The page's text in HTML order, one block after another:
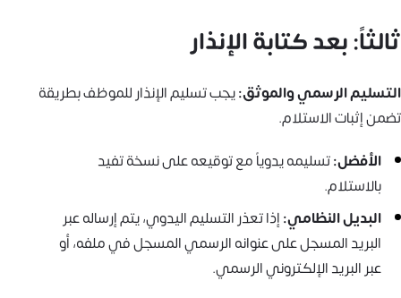
ثالثاً: بعد كتابة الإنذار
التسليم الرسمي والموثق:يجب تسليم الإنذار للموظف بطريقة
تضمن إثبات الاستلام.
الأفضل:تسليمه يدوياً مع توقيعه على نسخة تفيد
بالاستلام.
البديل النظامي:إذا تعذر التسليم اليدوي، يتم إرساله عبر
البريد المسجل على عنوانه الرسمي المسجل في ملفه، أو
عبر البريد الإلكتروني الرسمي.